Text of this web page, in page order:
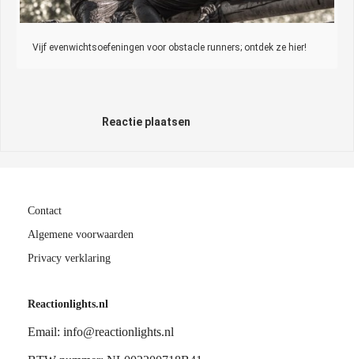
Vijf evenwichtsoefeningen voor obstacle runners; ontdek ze hier!
Reactie plaatsen
Contact
Algemene voorwaarden
Privacy verklaring
Reactionlights.nl
Email: info@reactionlights.nl